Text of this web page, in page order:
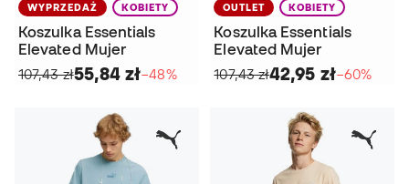
WYPRZEDAŻ KOBIETY
Koszulka Essentials
Elevated Mujer
107,43 zł55,84 zł−48%
OUTLET KOBIETY
Koszulka Essentials
Elevated Mujer
107,43 zł42,95 zł−60%